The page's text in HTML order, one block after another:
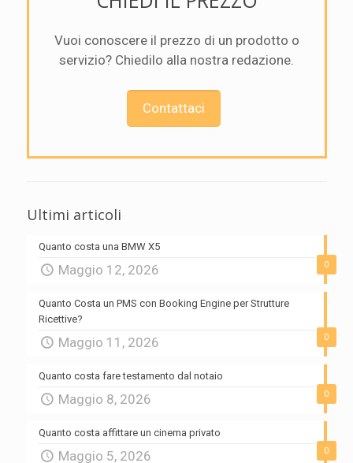
Vuoi conoscere il prezzo di un prodotto o
servizio? Chiedilo alla nostra redazione.
Contattaci
Ultimi articoli
0
Quanto costa una BMW X5
Maggio 12, 2026
0
Quanto Costa un PMS con Booking Engine per Strutture
Ricettive?
Maggio 11, 2026
0
Quanto costa fare testamento dal notaio
Maggio 8, 2026
0
Quanto costa affittare un cinema privato
Maggio 5, 2026